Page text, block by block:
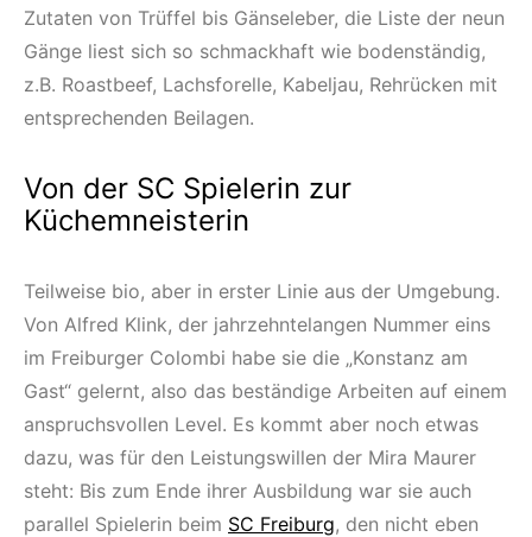
Zutaten von Trüffel bis Gänseleber, die Liste der neun
Gänge liest sich so schmackhaft wie bodenständig,
z.B. Roastbeef, Lachsforelle, Kabeljau, Rehrücken mit
entsprechenden Beilagen.
Von der SC Spielerin zur
Küchemneisterin
Teilweise bio, aber in erster Linie aus der Umgebung.
Von Alfred Klink, der jahrzehntelangen Nummer eins
im Freiburger Colombi habe sie die „Konstanz am
Gast“ gelernt, also das beständige Arbeiten auf einem
anspruchsvollen Level. Es kommt aber noch etwas
dazu, was für den Leistungswillen der Mira Maurer
steht: Bis zum Ende ihrer Ausbildung war sie auch
parallel Spielerin beim SC Freiburg, den nicht eben